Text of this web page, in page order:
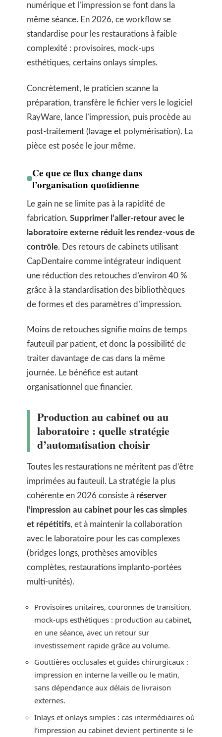
numérique et l’impression se font dans la
même séance. En 2026, ce workflow se
standardise pour les restaurations à faible
complexité : provisoires, mock-ups
esthétiques, certains onlays simples.
Concrètement, le praticien scanne la
préparation, transfère le fichier vers le logiciel
RayWare, lance l’impression, puis procède au
post-traitement (lavage et polymérisation). La
pièce est posée le jour même.
Ce que ce flux change dans
l’organisation quotidienne
Le gain ne se limite pas à la rapidité de
fabrication. Supprimer l’aller-retour avec le
laboratoire externe réduit les rendez-vous de
contrôle. Des retours de cabinets utilisant
CapDentaire comme intégrateur indiquent
une réduction des retouches d’environ 40 %
grâce à la standardisation des bibliothèques
de formes et des paramètres d’impression.
Moins de retouches signifie moins de temps
fauteuil par patient, et donc la possibilité de
traiter davantage de cas dans la même
journée. Le bénéfice est autant
organisationnel que financier.
Production au cabinet ou au
laboratoire : quelle stratégie
d’automatisation choisir
Toutes les restaurations ne méritent pas d’être
imprimées au fauteuil. La stratégie la plus
cohérente en 2026 consiste à réserver
l’impression au cabinet pour les cas simples
et répétitifs, et à maintenir la collaboration
avec le laboratoire pour les cas complexes
(bridges longs, prothèses amovibles
complètes, restaurations implanto-portées
multi-unités).
Provisoires unitaires, couronnes de transition,
mock-ups esthétiques : production au cabinet,
en une séance, avec un retour sur
investissement rapide grâce au volume.
Gouttières occlusales et guides chirurgicaux :
impression en interne la veille ou le matin,
sans dépendance aux délais de livraison
externes.
Inlays et onlays simples : cas intermédiaires où
l’impression au cabinet devient pertinente si le